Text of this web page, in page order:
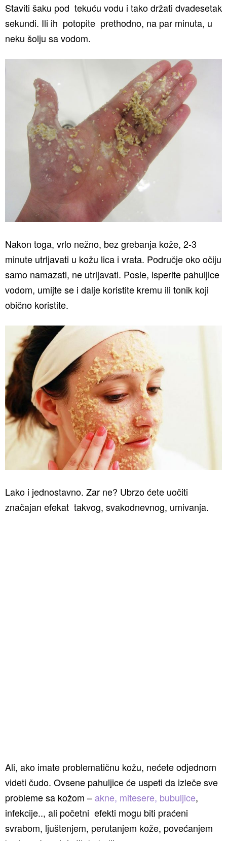
Staviti šaku pod tekuću vodu i tako držati dvadesetak
sekundi. Ili ih potopite prethodno, na par minuta, u
neku šolju sa vodom.
Nakon toga, vrlo nežno, bez grebanja kože, 2-3
minute utrljavati u kožu lica i vrata. Područje oko očiju
samo namazati, ne utrljavati. Posle, isperite pahuljice
vodom, umijte se i dalje koristite kremu ili tonik koji
obično koristite.
Lako i jednostavno. Zar ne? Ubrzo ćete uočiti
značajan efekat takvog, svakodnevnog, umivanja.
Ali, ako imate problematičnu kožu, nećete odjednom
videti čudo. Ovsene pahuljice će uspeti da izleče sve
probleme sa kožom –akne, mitesere, bubuljice,
infekcije.., ali početni efekti mogu biti praćeni
svrabom, ljuštenjem, perutanjem kože, povećanjem